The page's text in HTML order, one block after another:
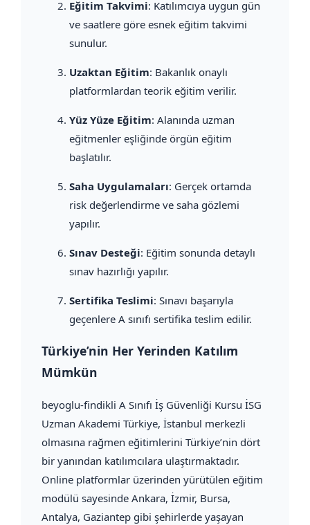
Eğitim Takvimi: Katılımcıya uygun gün
ve saatlere göre esnek eğitim takvimi
sunulur.
Uzaktan Eğitim: Bakanlık onaylı
platformlardan teorik eğitim verilir.
Yüz Yüze Eğitim: Alanında uzman
eğitmenler eşliğinde örgün eğitim
başlatılır.
Saha Uygulamaları: Gerçek ortamda
risk değerlendirme ve saha gözlemi
yapılır.
Sınav Desteği: Eğitim sonunda detaylı
sınav hazırlığı yapılır.
Sertifika Teslimi: Sınavı başarıyla
geçenlere A sınıfı sertifika teslim edilir.
Türkiye’nin Her Yerinden Katılım
Mümkün
beyoglu-findikli A Sınıfı İş Güvenliği Kursu İSG
Uzman Akademi Türkiye, İstanbul merkezli
olmasına rağmen eğitimlerini Türkiye’nin dört
bir yanından katılımcılara ulaştırmaktadır.
Online platformlar üzerinden yürütülen eğitim
modülü sayesinde Ankara, İzmir, Bursa,
Antalya, Gaziantep gibi şehirlerde yaşayan